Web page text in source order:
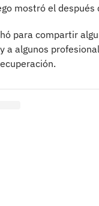
mostró el después
para compartir
a algunos